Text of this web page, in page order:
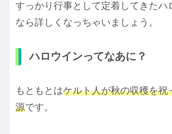
すっかり行事として定着してきたハ
なら詳しくなっちゃいましょう。
ハロウインってなあに？
もともとはケルト人が秋の収穫を祝
源です。